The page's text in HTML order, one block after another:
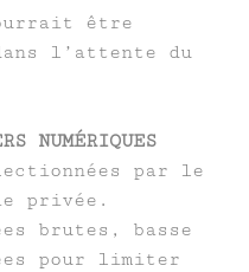
être
l’attente du
NUMÉRIQUES
par le
privée.
brutes, basse
pour limiter